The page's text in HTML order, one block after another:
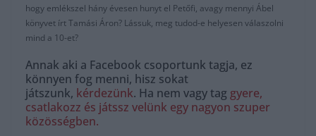
hogy emlékszel hány évesen hunyt el Petőfi, avagy mennyi Ábel
könyvet írt Tamási Áron? Lássuk, meg tudod-e helyesen válaszolni
mind a 10-et?
Annak aki a Facebook csoportunk tagja, ez
könnyen fog menni, hisz sokat
játszunk, kérdezünk. Ha nem vagy tag gyere,
csatlakozz és játssz velünk egy nagyon szuper
közösségben.